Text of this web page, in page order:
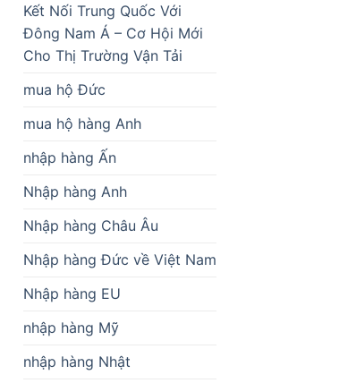
Kết Nối Trung Quốc Với
Đông Nam Á – Cơ Hội Mới
Cho Thị Trường Vận Tải
mua hộ Đức
mua hộ hàng Anh
nhập hàng Ấn
Nhập hàng Anh
Nhập hàng Châu Âu
Nhập hàng Đức về Việt Nam
Nhập hàng EU
nhập hàng Mỹ
nhập hàng Nhật